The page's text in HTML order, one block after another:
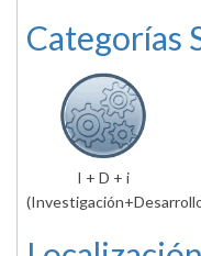
Categorías
I + D + i